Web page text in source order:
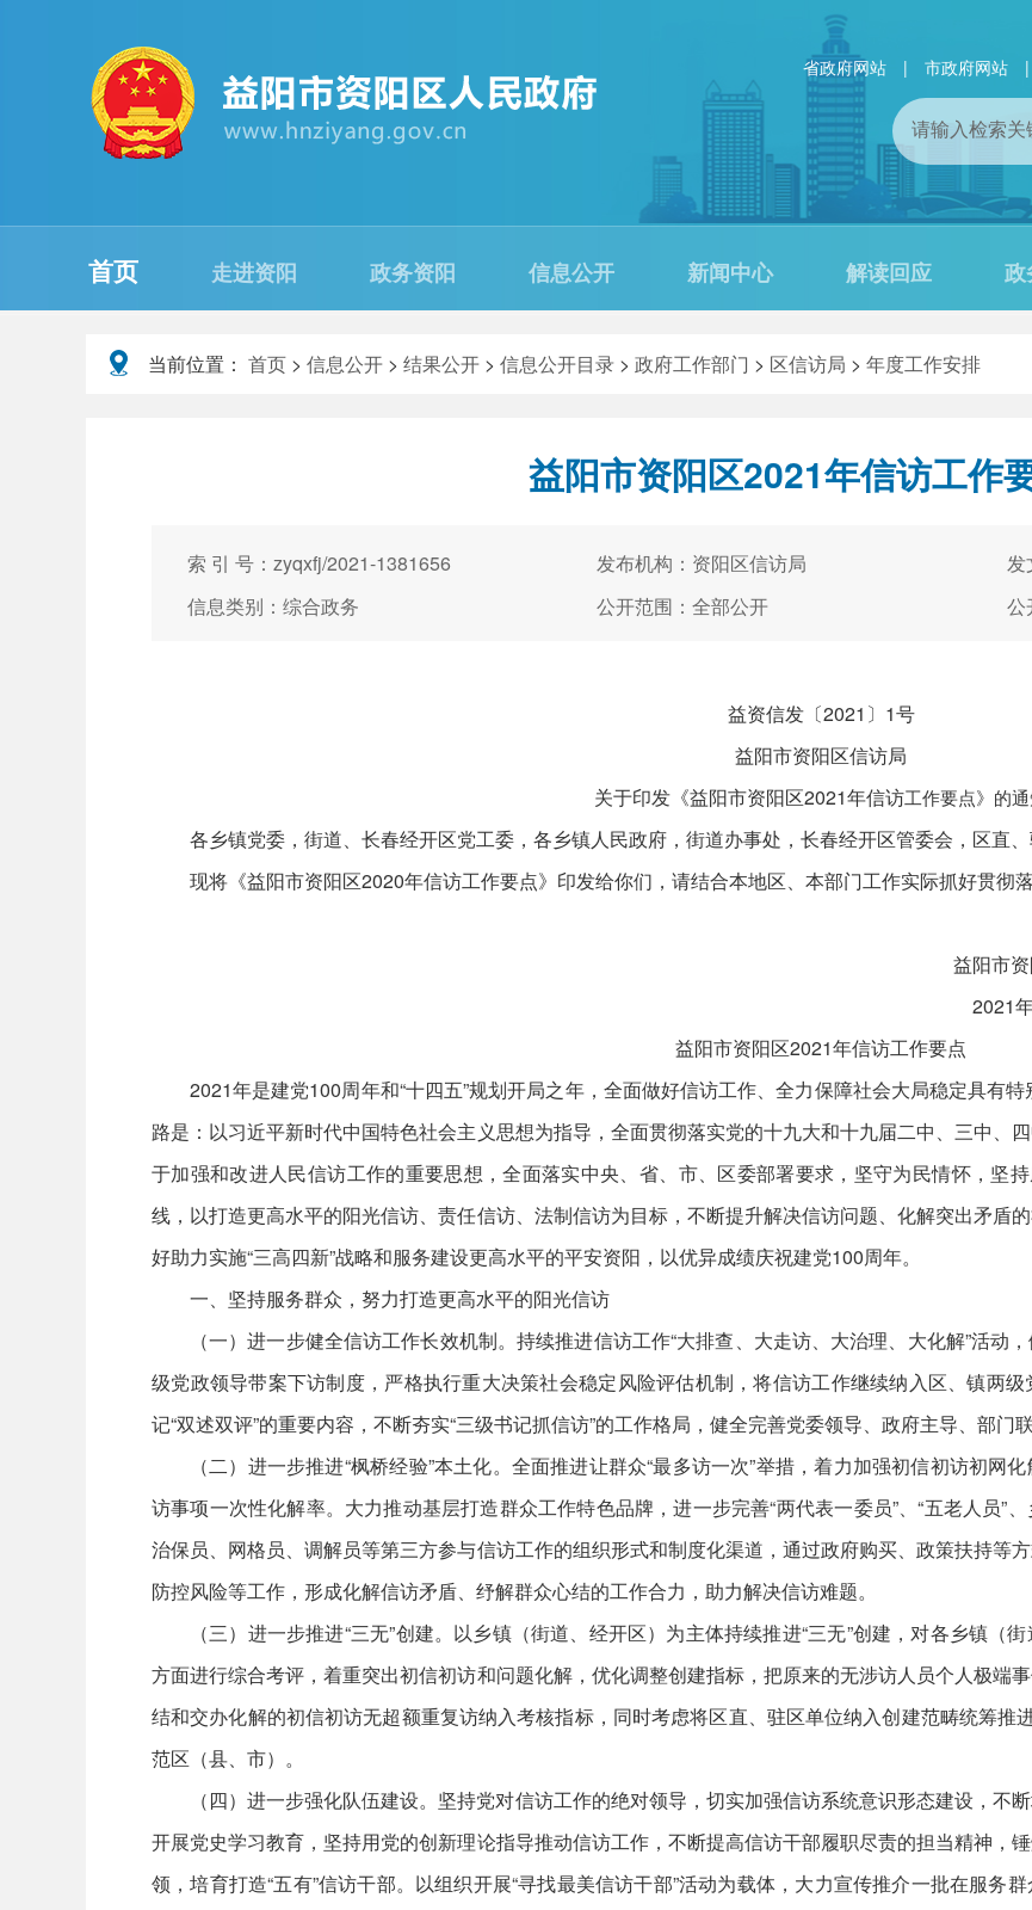
省政府网站 | 市政府网站 |
首页 走进资阳 政务资阳 信息公开 新闻中心 解读回应 政
当前位置： 首页 > 信息公开 > 结果公开 > 信息公开目录 > 政府工作部门 > 区信访局 > 年度工作安排
益阳市资阳区2021年信访工作
索 引 号：zyqxfj/2021-1381656 发布机构：资阳区信访局
发
信息类别：综合政务
公开范围：全部公开 公
益资信发〔2021〕1号
益阳市资阳区信访局
关于印发《益阳市资阳区2021年信访工作要点》的
各乡镇党委，街道、长春经开区党工委，各乡镇人民政府，街道办事处，长春经开区管委会，区直、
现将《益阳市资阳区2020年信访工作要点》印发给你们，请结合本地区、本部门工作实际抓好贯彻落
益阳市资阳区信访
2021年4月27
益阳市资阳区2021年信访工作要点
2021年是建党100周年和“十四五”规划开局之年，全面做好信访工作、全力保障社会大局稳定具有
路是：以习近平新时代中国特色社会主义思想为指导，全面贯彻落实党的十九大和十九届二中、三中、
于加强和改进人民信访工作的重要思想，全面落实中央、省、市、区委部署要求，坚守为民情怀，坚
线，以打造更高水平的阳光信访、责任信访、法制信访为目标，不断提升解决信访问题、化解突出矛盾
好助力实施“三高四新”战略和服务建设更高水平的平安资阳，以优异成绩庆祝建党100周年。
一、坚持服务群众，努力打造更高水平的阳光信访
（一）进一步健全信访工作长效机制。持续推进信访工作“大排查、大走访、大治理、大化解”活
级党政领导带案下访制度，严格执行重大决策社会稳定风险评估机制，将信访工作继续纳入区、镇两
记“双述双评”的重要内容，不断夯实“三级书记抓信访”的工作格局，健全完善党委领导、政府主导、部门
（二）进一步推进“枫桥经验”本土化。全面推进让群众“最多访一次”举措，着力加强初信初访初
访事项一次性化解率。大力推动基层打造群众工作特色品牌，进一步完善“两代表一委员”、“五老人员”
治保员、网格员、调解员等第三方参与信访工作的组织形式和制度化渠道，通过政府购买、政策扶持等
防控风险等工作，形成化解信访矛盾、纾解群众心结的工作合力，助力解决信访难题。
（三）进一步推进“三无”创建。以乡镇（街道、经开区）为主体持续推进“三无”创建，对各乡镇
方面进行综合考评，着重突出初信初访和问题化解，优化调整创建指标，把原来的无涉访人员个人极端
结和交办化解的初信初访无超额重复访纳入考核指标，同时考虑将区直、驻区单位纳入创建范畴统筹推
范区（县、市）。
（四）进一步强化队伍建设。坚持党对信访工作的绝对领导，切实加强信访系统意识形态建设，不
开展党史学习教育，坚持用党的创新理论指导推动信访工作，不断提高信访干部履职尽责的担当精神，
领，培育打造“五有”信访干部。以组织开展“寻找最美信访干部”活动为载体，大力宣传推介一批在服务